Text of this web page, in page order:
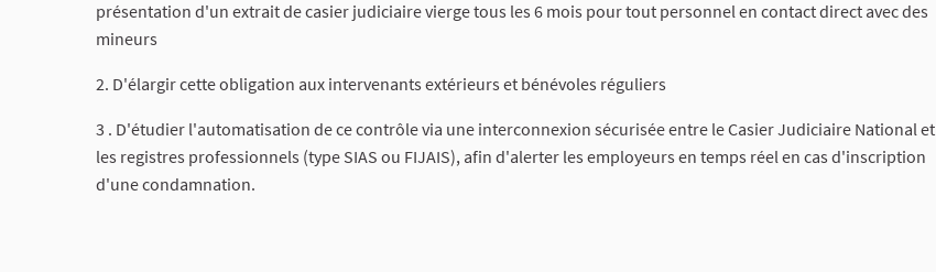
présentation d'un extrait de casier judiciaire vierge tous les 6 mois pour tout personnel en contact direct avec des
mineurs
2. D'élargir cette obligation aux intervenants extérieurs et bénévoles réguliers
3 . D'étudier l'automatisation de ce contrôle via une interconnexion sécurisée entre le Casier Judiciaire National et
les registres professionnels (type SIAS ou FIJAIS), afin d'alerter les employeurs en temps réel en cas d'inscription
d'une condamnation.